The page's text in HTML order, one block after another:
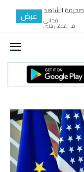
صحيفة الشاهد
مجانى
في غوغل بلاي
عرض